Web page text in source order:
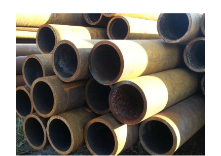
ДОСТАВКА И ОПЛАТА
НАШИ ОБЪЕКТЫ
ОТЗЫВЫ
О НАС
БЛОГ
КОНТАКТЫ